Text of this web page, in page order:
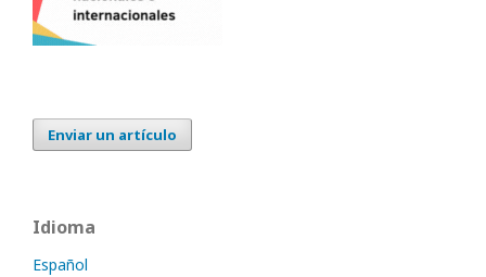
Enviar un artículo
Idioma
Español